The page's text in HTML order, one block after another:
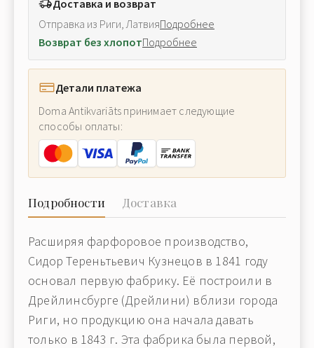
Доставка и возврат
Отправка из Риги, ЛатвияПодробнее
Возврат без хлопотПодробнее
Детали платежа
Doma Antikvariāts принимает следующие
способы оплаты:
Подробности Доставка
Расширяя фарфоровое производство,
Сидор Тереньтьевич Кузнецов в 1841 году
основал первую фабрику. Её построили в
Дрейлинсбурге (Дрейлини) вблизи города
Риги, но продукцию она начала давать
только в 1843 г. Эта фабрика была первой,